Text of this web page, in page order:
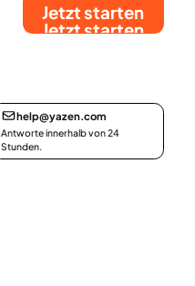
Jetzt starten
Jetzt starten
help@yazen.com
Antworte innerhalb von 24
Stunden.